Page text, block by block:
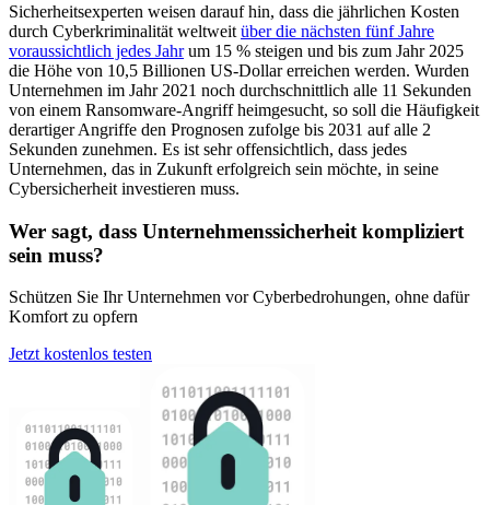
Sicherheitsexperten weisen darauf hin, dass die jährlichen Kosten
durch Cyberkriminalität weltweit über die nächsten fünf Jahre
voraussichtlich jedes Jahrum 15 % steigen und bis zum Jahr 2025
die Höhe von 10,5 Billionen US-Dollar erreichen werden. Wurden
Unternehmen im Jahr 2021 noch durchschnittlich alle 11 Sekunden
von einem Ransomware-Angriff heimgesucht, so soll die Häufigkeit
derartiger Angriffe den Prognosen zufolge bis 2031 auf alle 2
Sekunden zunehmen. Es ist sehr offensichtlich, dass jedes
Unternehmen, das in Zukunft erfolgreich sein möchte, in seine
Cybersicherheit investieren muss.
Wer sagt, dass Unternehmenssicherheit kompliziert
sein muss?
Schützen Sie Ihr Unternehmen vor Cyberbedrohungen, ohne dafür
Komfort zu opfern
Jetzt kostenlos testen